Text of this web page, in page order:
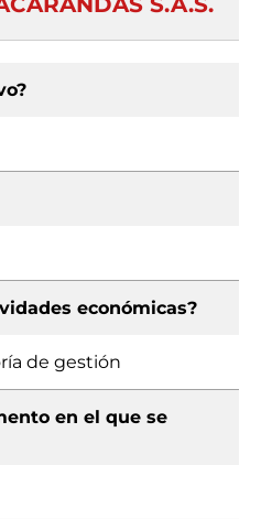
económicas?
de gestión
en el que se